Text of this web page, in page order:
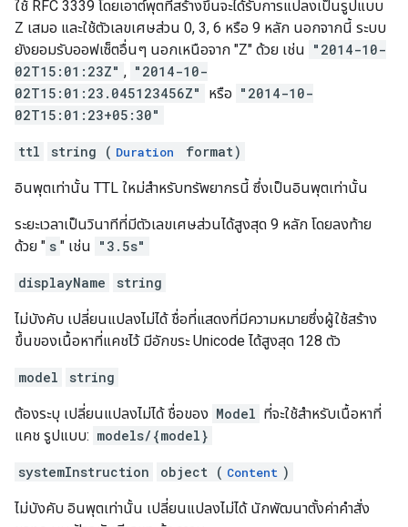
ใช้ RFC 3339 โดยเอาต์พุตที่สร้างขึ้นจะได้รับการแปลงเป็นรูปแบบ
Z เสมอ และใช้ตัวเลขเศษส่วน 0, 3, 6 หรือ 9 หลัก นอกจากนี้ ระบบ
ยังยอมรับออฟเซ็ตอื่นๆ นอกเหนือจาก "Z" ด้วย เช่น "2014-10-
02T15:01:23Z" , "2014-10-
02T15:01:23.045123456Z"
หรือ "2014-10-
02T15:01:23+05:30"
ttl string ( Duration format)
อินพุตเท่านั้น TTL ใหม่สำหรับทรัพยากรนี้ ซึ่งเป็นอินพุตเท่านั้น
ระยะเวลาเป็นวินาทีที่มีตัวเลขเศษส่วนได้สูงสุด 9 หลัก โดยลงท้าย
ด้วย " s " เช่น "3.5s"
displayName string
ไม่บังคับ เปลี่ยนแปลงไม่ได้ ชื่อที่แสดงที่มีความหมายซึ่งผู้ใช้สร้าง
ขึ้นของเนื้อหาที่แคชไว้ มีอักขระ Unicode ได้สูงสุด 128 ตัว
model string
ต้องระบุ เปลี่ยนแปลงไม่ได้ ชื่อของ Model ที่จะใช้สำหรับเนื้อหาที่
แคช รูปแบบ: models/{model}
systemInstruction object ( Content )
ไม่บังคับ อินพุตเท่านั้น เปลี่ยนแปลงไม่ได้ นักพัฒนาตั้งค่าคำสั่ง